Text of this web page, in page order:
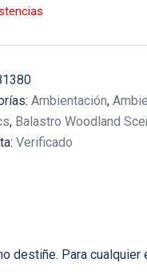
Ambientación,
, Balastro Woodland
Verificado
destiñe. Para cualquier